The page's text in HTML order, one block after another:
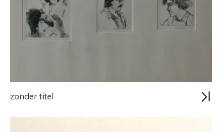
zonder titel